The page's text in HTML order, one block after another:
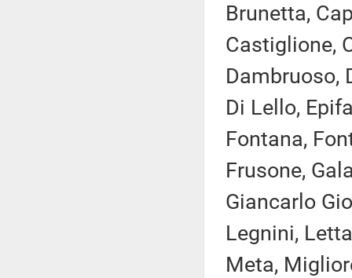
Brunetta,
Castiglione,
Dambruoso,
Di Lello,
Fontana,
Frusone,
Giancarlo
Legnini,
Meta,